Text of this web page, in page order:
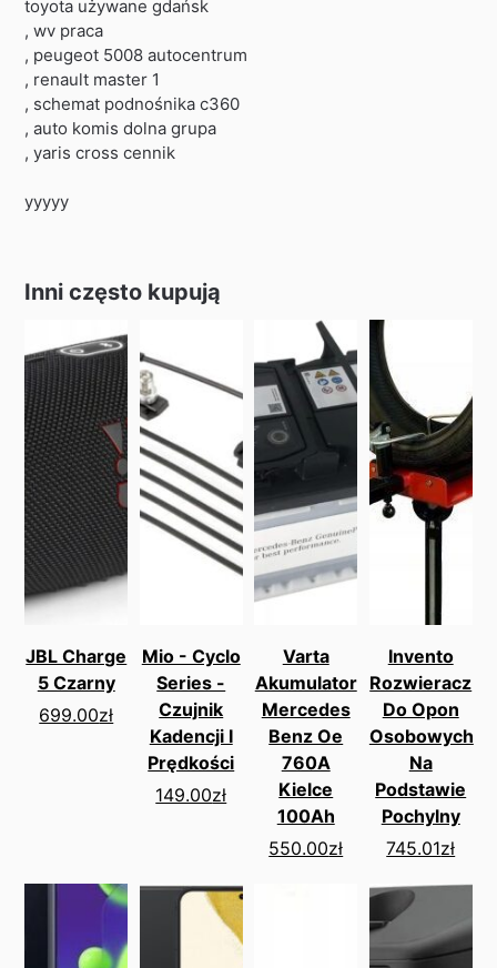
toyota używane gdańsk
, wv praca
, peugeot 5008 autocentrum
, renault master 1
, schemat podnośnika c360
, auto komis dolna grupa
, yaris cross cennik
yyyyy
Inni często kupują
JBL Charge
5 Czarny
699.00zł
Mio - Cyclo
Series -
Czujnik
Kadencji I
Prędkości
149.00zł
Varta
Akumulator
Mercedes
Benz Oe
760A
Kielce
100Ah
550.00zł
Invento
Rozwieracz
Do Opon
Osobowych
Na
Podstawie
Pochylny
745.01zł